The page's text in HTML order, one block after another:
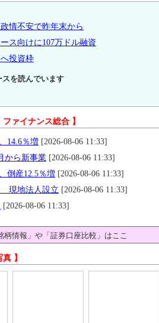
情不安で昨年末から
ス向けに107万ドル融資
投資枠
を読んでいます
ファイナンス総合 】
14.6％増 [2026-08-06 11:33]
から新事業 [2026-08-06 11:33]
倒産12.5％増 [2026-08-06 11:33]
現地法人設立 [2026-08-06 11:33]
[2026-08-06 11:33]
柄情報」や「証券口座比較」はここ
真 】